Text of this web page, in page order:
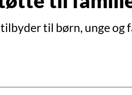
til børn, unge og